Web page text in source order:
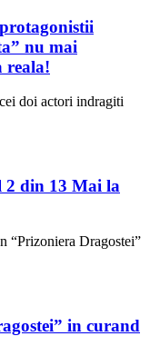
nu mai
reala!
doi actori indragiti
2 din 13 Mai la
“Prizoniera Dragostei”
in curand